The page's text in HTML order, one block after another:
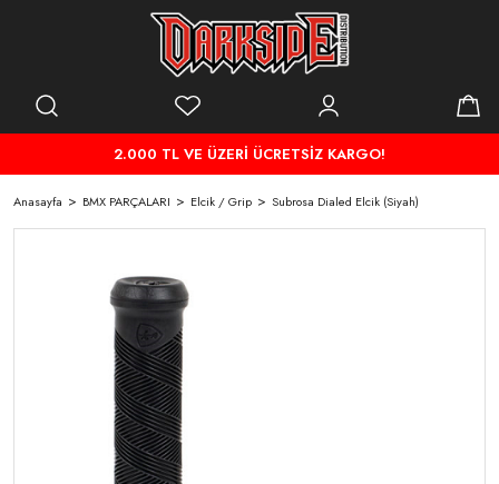
2.000 TL VE ÜZERİ ÜCRETSİZ KARGO!
Anasayfa BMX PARÇALARI Elcik / Grip Subrosa Dialed Elcik (Siyah)